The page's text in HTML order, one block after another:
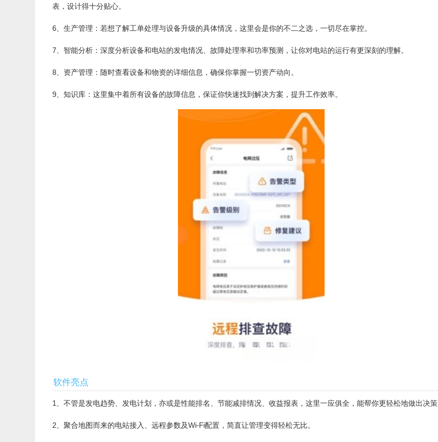
表，设计得十分贴心。
6、生产管理：若想了解工单处理与设备升级的具体情况，这里会是你的不二之选，一切尽在掌控。
7、智能分析：深度分析设备和电站的发电情况、故障处理率和功率预测，让你对电站的运行有更深刻的理解。
8、资产管理：随时查看设备和物资的详细信息，确保你掌握一切资产动向。
9、知识库：这里集中着所有设备的故障信息，保证你快速找到解决方案，提升工作效率。
软件亮点
1、不管是发电趋势、发电计划，亦或是性能排名、节能减排情况、收益报表，这里一应俱全，能帮你更轻松地做出决
2、聚合地图而来的电站接入、远程参数及Wi-Fi配置，简直让管理变得轻松无比。